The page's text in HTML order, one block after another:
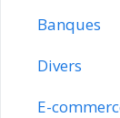
Banques
Divers
E-